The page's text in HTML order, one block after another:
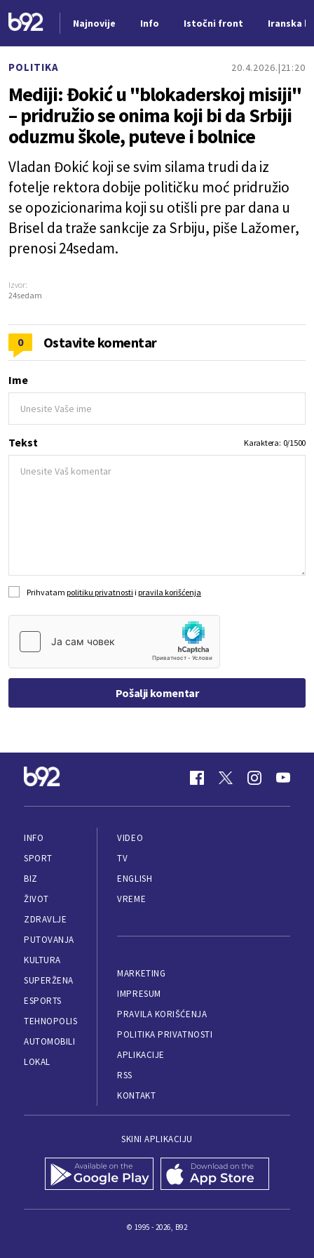
Najnovije Info Istočni front Iranska
POLITIKA 20.4.2026. 21:20
Mediji: Đokić u "blokaderskoj misiji"
– pridružio se onima koji bi da Srbiji
oduzmu škole, puteve i bolnice
Vladan Đokić koji se svim silama trudi da iz
fotelje rektora dobije političku moć pridružio
se opozicionarima koji su otišli pre par dana u
Brisel da traže sankcije za Srbiju, piše Lažomer,
prenosi 24sedam.
Izvor:
24sedam
0 Ostavite komentar
Ime
Tekst Karaktera: 0/1500
Prihvatam politiku privatnosti i pravila korišćenja
Pošalji komentar
INFO
SPORT
BIZ
ŽIVOT
ZDRAVLJE
PUTOVANJA
KULTURA
SUPERŽENA
ESPORTS
TEHNOPOLIS
AUTOMOBILI
LOKAL
VIDEO
TV
ENGLISH
VREME
MARKETING
IMPRESUM
PRAVILA KORIŠĆENJA
POLITIKA PRIVATNOSTI
APLIKACIJE
RSS
KONTAKT
SKINI APLIKACIJU
© 1995 - 2026, B92